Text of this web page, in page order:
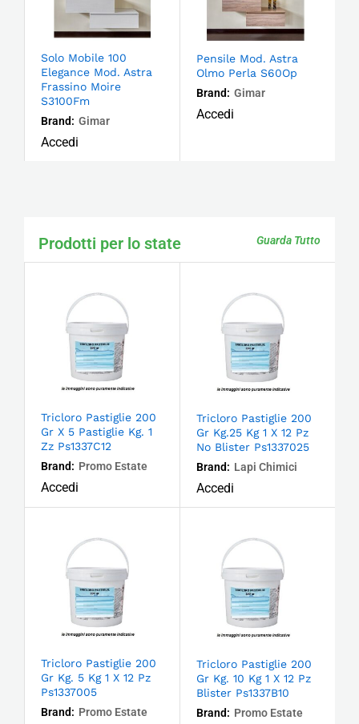
Solo Mobile 100
Elegance Mod. Astra
Frassino Moire
S3100Fm
Brand: Gimar
Accedi
Pensile Mod. Astra
Olmo Perla S60Op
Brand: Gimar
Accedi
Prodotti per lo state Guarda Tutto
Tricloro Pastiglie 200
Gr X 5 Pastiglie Kg. 1
Zz Ps1337C12
Brand: Promo Estate
Accedi
Tricloro Pastiglie 200
Gr Kg.25 Kg 1 X 12 Pz
No Blister Ps1337025
Brand: Lapi Chimici
Accedi
Tricloro Pastiglie 200
Gr Kg. 5 Kg 1 X 12 Pz
Ps1337005
Brand: Promo Estate
Tricloro Pastiglie 200
Gr Kg. 10 Kg 1 X 12 Pz
Blister Ps1337B10
Brand: Promo Estate